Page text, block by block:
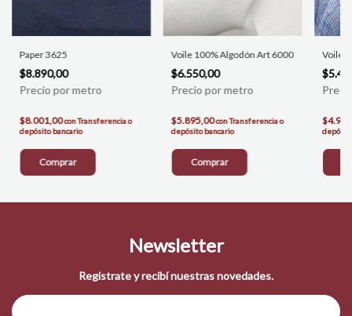
Paper 3625
$8.890,00
$8.001,00conTransferencia o
depósito bancario
Comprar
Voile 100% Algodón Art 6000
$6.550,00
$5.895,00conTransferencia o
depósito bancario
Comprar
Voile
Newsletter
Registrate y recibí nuestras novedades.